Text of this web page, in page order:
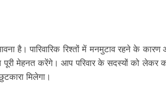
पारिवारिक रिश्तों में मनमुटाव रहने के
मेहनत करेंगे। आप परिवार के सदस्यों को
मिलेगा।